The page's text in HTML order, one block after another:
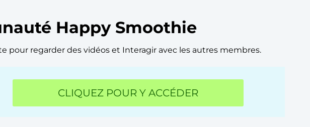
Happy Smoothie
regarder des vidéos et Interagir avec les autres membres.
CLIQUEZ POUR Y ACCÉDER